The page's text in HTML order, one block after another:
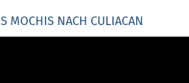
MOCHIS NACH CULIACAN